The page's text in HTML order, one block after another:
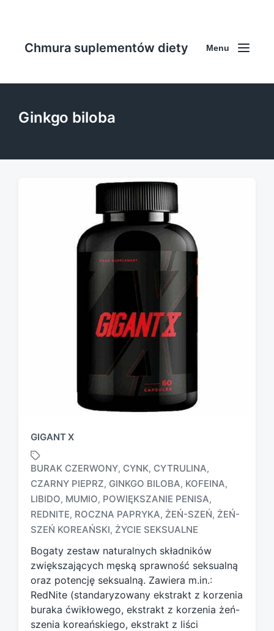
Chmura suplementów diety Menu
Ginkgo biloba
GIGANT X
T
a
g
e
d
w
i
h
BURAK CZERWONY, CYNK, CYTRULINA,
CZARNY PIEPRZ, GINKGO BILOBA, KOFEINA,
LIBIDO, MUMIO, POWIĘKSZANIE PENISA,
REDNITE, ROCZNA PAPRYKA, ŻEŃ-SZEŃ, ŻEŃ-
SZEŃ KOREAŃSKI, ŻYCIE SEKSUALNE
Bogaty zestaw naturalnych składników
zwiększających męską sprawność seksualną
oraz potencję seksualną. Zawiera m.in.:
RedNite (standaryzowany ekstrakt z korzenia
buraka ćwikłowego, ekstrakt z korzenia żeń-
szenia koreańskiego, ekstrakt z liści